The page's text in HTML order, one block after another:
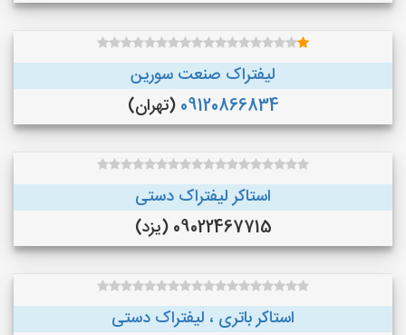
لیفتراک صنعت سورین
09120866834 (تهران)
استاکر لیفتراک دستی
09022467715 (یزد)
استاکر باتری ، لیفتراک دستی